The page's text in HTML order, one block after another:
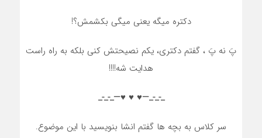
دکتره میگه یعنی میگی بکشمش؟!
پَ نه پَ ، گفتم دکتری، یکم نصیحتش کنی بلکه به راه راست
هدایت شه!!!!
_-_-_—♥️ ♥️ ♥️—_-_-_
ﺳﺮ ﮐﻼﺱ ﺑﻪ ﺑﭽﻪ ﻫﺎ گفتم ﺍﻧﺸﺎ ﺑﻨﻮﯾﺴﯿﺪ ﺑﺎ ﺍﯾﻦ ﻣﻮﺿﻮﻉ.